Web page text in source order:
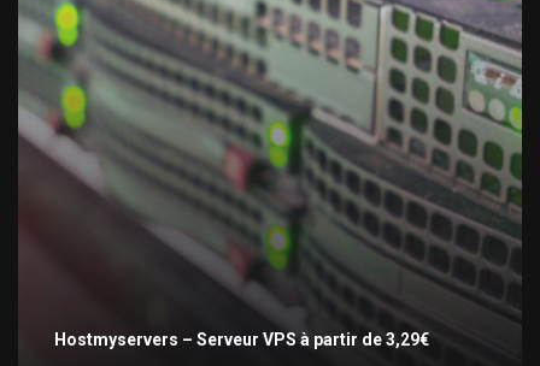
Hostmyservers – Serveur VPS à partir de 3,29€